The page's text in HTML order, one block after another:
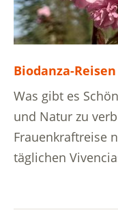
Biodanza-
Was gibt es
und Natur zu
Frauenkraftreise
täglichen